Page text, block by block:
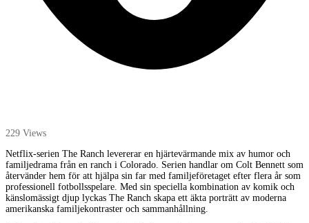
229 Views
Netflix-serien The Ranch levererar en hjärtevärmande mix av humor och
familjedrama från en ranch i Colorado. Serien handlar om Colt Bennett som
återvänder hem för att hjälpa sin far med familjeföretaget efter flera år som
professionell fotbollsspelare. Med sin speciella kombination av komik och
känslomässigt djup lyckas The Ranch skapa ett äkta porträtt av moderna
amerikanska familjekontraster och sammanhållning.